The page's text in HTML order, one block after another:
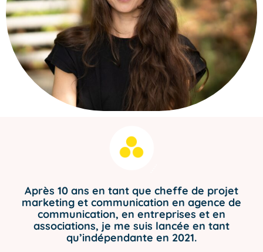
Après 10 ans en tant que cheffe de projet
marketing et communication en agence de
communication, en entreprises et en
associations, je me suis lancée en tant
qu’indépendante en 2021.